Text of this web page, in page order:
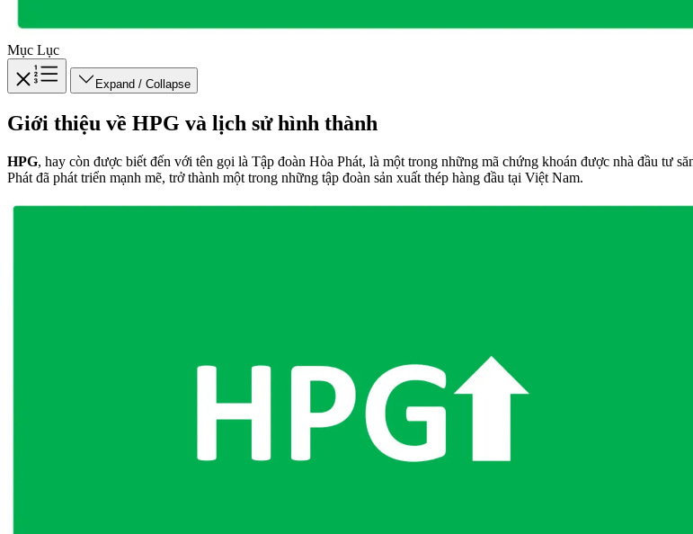
Mục Lục
Expand / Collapse
Giới thiệu về HPG và lịch sử hình thành
HPG, hay còn được biết đến với tên gọi là Tập đoàn Hòa Phát, là một trong những mã chứng khoán được nhà đầu tư
Phát đã phát triển mạnh mẽ, trở thành một trong những tập đoàn sản xuất thép hàng đầu tại Việt Nam.